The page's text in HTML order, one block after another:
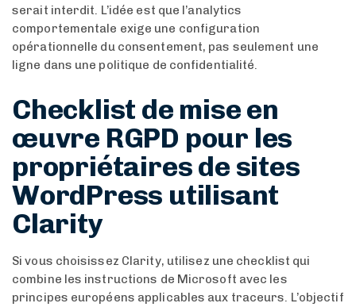
serait interdit. L’idée est que l’analytics
comportementale exige une configuration
opérationnelle du consentement, pas seulement une
ligne dans une politique de confidentialité.
Checklist de mise en
œuvre RGPD pour les
propriétaires de sites
WordPress utilisant
Clarity
Si vous choisissez Clarity, utilisez une checklist qui
combine les instructions de Microsoft avec les
principes européens applicables aux traceurs. L’objectif